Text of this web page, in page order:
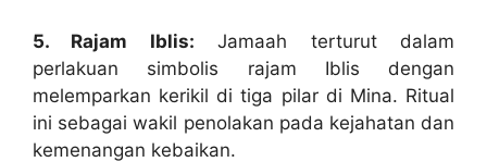
5. Rajam Iblis: Jamaah terturut dalam
perlakuan simbolis rajam Iblis dengan
melemparkan kerikil di tiga pilar di Mina. Ritual
ini sebagai wakil penolakan pada kejahatan dan
kemenangan kebaikan.